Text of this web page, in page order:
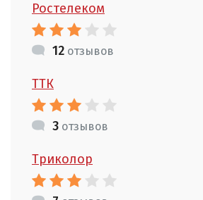
Ростелеком
12 отзывов
ТТК
3 отзывов
Триколор